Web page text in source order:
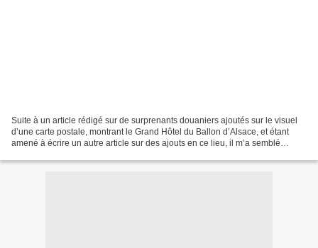
Suite à un article rédigé sur de surprenants douaniers ajoutés sur le visuel
d’une carte postale, montrant le Grand Hôtel du Ballon d’Alsace, et étant
amené à écrire un autre article sur des ajouts en ce lieu, il m’a semblé